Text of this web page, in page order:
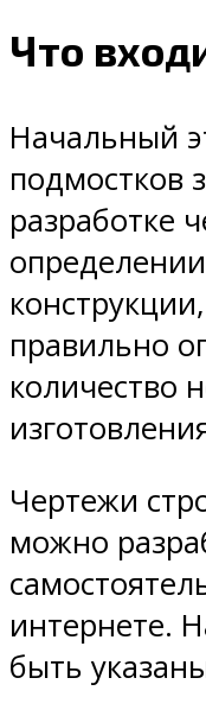
Что
Начальный
подмостков
разработке
правильно
количество
Чертежи
можно
интернете.
быть